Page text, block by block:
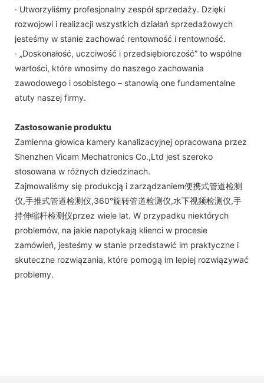
· Utworzyliśmy profesjonalny zespół sprzedaży. Dzięki
rozwojowi i realizacji wszystkich działań sprzedażowych
jesteśmy w stanie zachować rentowność i rentowność.
· „Doskonałość, uczciwość i przedsiębiorczość” to wspólne
wartości, które wnosimy do naszego zachowania
zawodowego i osobistego – stanowią one fundamentalne
atuty naszej firmy.
Zastosowanie produktu
Zamienna głowica kamery kanalizacyjnej opracowana przez
Shenzhen Vicam Mechatronics Co.,Ltd jest szeroko
stosowana w różnych dziedzinach.
Zajmowaliśmy się produkcją i zarządzaniem便携式管道检测
仪,手推式管道检测仪,360°旋转管道检测仪,水下视频检测仪,手
持伸缩杆检测仪przez wiele lat. W przypadku niektórych
problemów, na jakie napotykają klienci w procesie
zamówień, jesteśmy w stanie przedstawić im praktyczne i
skuteczne rozwiązania, które pomogą im lepiej rozwiązywać
problemy.